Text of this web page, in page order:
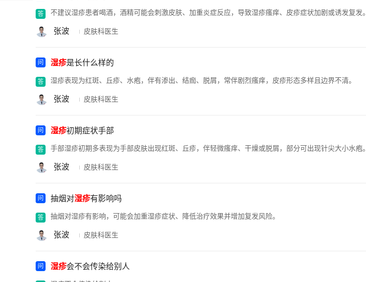
不建议湿疹患者喝酒，酒精可能会刺激皮肤、加重炎症反应，导致湿疹瘙痒、皮疹症状加剧或诱发复发。
张波 皮肤科医生
湿疹是长什么样的
湿疹表现为红斑、丘疹、水疱，伴有渗出、结痂、脱屑，常伴剧烈瘙痒，皮疹形态多样且边界不清。
张波 皮肤科医生
湿疹初期症状手部
手部湿疹初期多表现为手部皮肤出现红斑、丘疹，伴轻微瘙痒、干燥或脱屑，部分可出现针尖大小水疱。
张波 皮肤科医生
抽烟对湿疹有影响吗
抽烟对湿疹有影响，可能会加重湿疹症状、降低治疗效果并增加复发风险。
张波 皮肤科医生
湿疹会不会传染给别人